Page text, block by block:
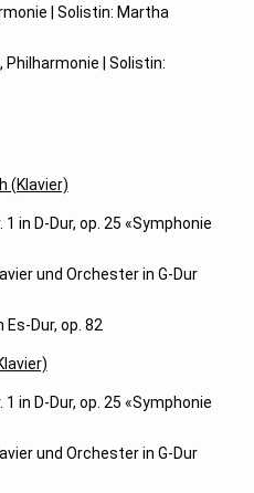
| Solistin: Martha
Philharmonie | Solistin:
(Klavier)
in D-Dur, op. 25 «Symphonie
und Orchester in G-Dur
Es-Dur, op. 82
in D-Dur, op. 25 «Symphonie
und Orchester in G-Dur